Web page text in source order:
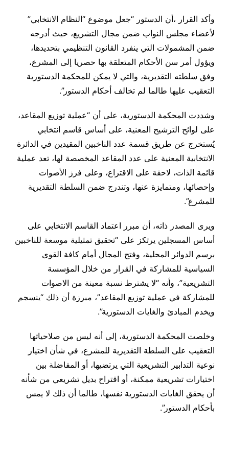
وأكد القرار ،أن الدستور “جعل موضوع “النظام الانتخابي”
لأعضاء مجلس النواب ضمن مجال التشريع، حيث أدرجه
ضمن المشمولات التي ينفرد القانون التنظيمي بتحديدها،
ويؤول أمر سن الأحكام المتعلقة بها حصريا إلى المشرع،
وفق سلطته التقديرية، والتي لا يمكن للمحكمة الدستورية
التعقيب عليها طالما لم تخالف أحكام الدستور”.
وشددت المحكمة الدستورية، على أن “عملية توزيع المقاعد،
على لوائح الترشيح المعنية، على أساس قاسم انتخابي
يُستخرج عن طريق قسمة عدد الناخبين المقيدين في الدائرة
الانتخابية المعنية على عدد المقاعد المخصصة لها، تعد عملية
قائمة الذات، لاحقة على الاقتراع، وعلى فرز الأصوات
وإحصائها، ومتمايزة عنها، وتندرج ضمن السلطة التقديرية
للمشرع”.
ويرى المصدر ذاته، أن مبرر اعتماد القاسم الانتخابي على
أساس المسجلين يرتكز على “تحقيق تمثيلية موسعة للناخبين
برسم الدوائر المحلية، وفتح المجال أمام كافة القوى
السياسية للمشاركة في القرار من خلال المؤسسة
التشريعية”، وأنه “لا يشترط نسبة معينة من الاصوات
للمشاركة في عملية توزيع المقاعد”، مبرزة أن ذلك “ينسجم
ويخدم المبادئ والغايات الدستورية”.
وخلصت المحكمة الدستورية، إلى أنه ليس من صلاحياتها
التعقيب على السلطة التقديرية للمشرع، في شأن اختيار
نوعية التدابير التشريعية التي يرتضيها، أو المفاضلة بين
اختيارات تشريعية ممكنة، أو اقتراح بديل تشريعي من شأنه
أن يحقق الغايات الدستورية نفسها، طالما أن ذلك لا يمس
بأحكام الدستور”.